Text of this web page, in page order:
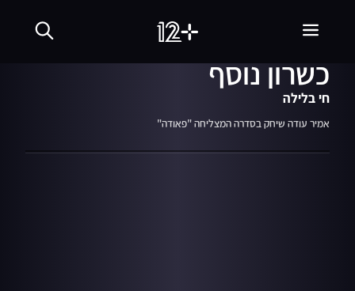
לא רק טבח: לאמיר יש
כשרון נוסף
חי בלילה
אמיר עודה שיחק בסדרה המצליחה "פאודה"